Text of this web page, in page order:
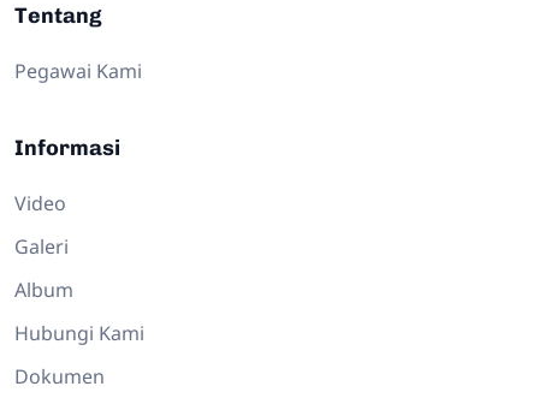
Tentang
Pegawai Kami
Informasi
Video
Galeri
Album
Hubungi Kami
Dokumen